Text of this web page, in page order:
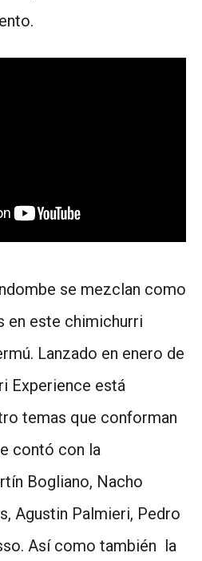
se mezclan como
en este chimichurri
Lanzado en enero de
Experience está
temas que conforman
contó con la
Bogliano, Nacho
Agustin Palmieri, Pedro
Así como también la